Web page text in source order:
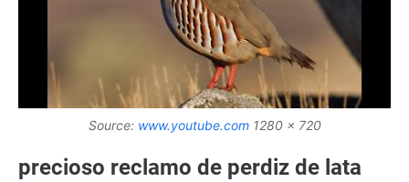
Source: www.youtube.com1280 x 720
precioso reclamo de perdiz de lata